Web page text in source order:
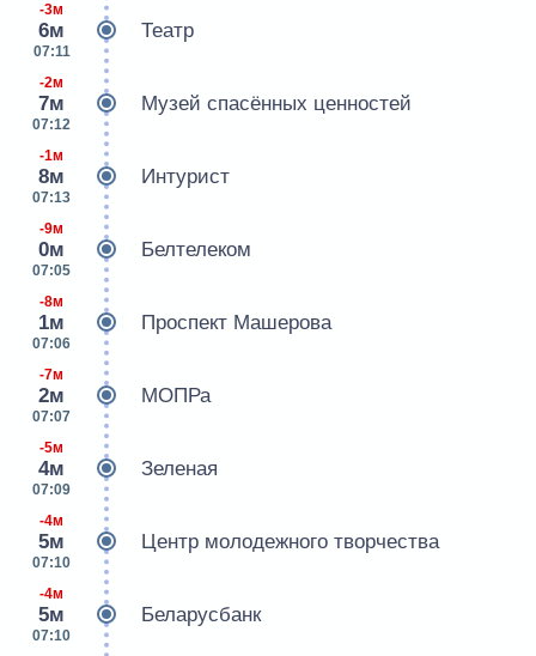
-3м
6м
07:11
Театр
-2м
7м
07:12
Музей спасённых ценностей
-1м
8м
07:13
Интурист
-9м
0м
07:05
Белтелеком
-8м
1м
07:06
Проспект Машерова
-7м
2м
07:07
МОПРа
-5м
4м
07:09
Зеленая
-4м
5м
07:10
Центр молодежного творчества
-4м
5м
07:10
Беларусбанк